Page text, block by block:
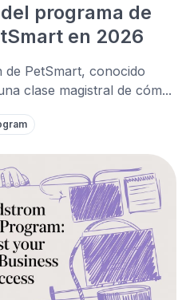
programa de
en 2026
de PetSmart, conocido
clase magistral de cóm...